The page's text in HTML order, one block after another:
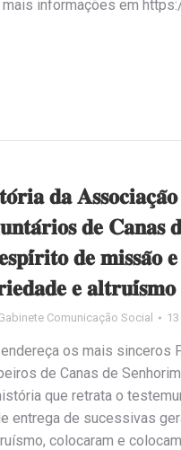
mais informações em
𝐝𝐚
𝐝𝐞 𝐂𝐚𝐧𝐚𝐬
𝐝𝐞 𝐦𝐢𝐬𝐬𝐚̃𝐨
𝐞 𝐚𝐥𝐭𝐫𝐮𝐢́𝐬𝐦𝐨
Comunicação Social
os mais sinceros
de Canas de
que retrata o
entrega de sucessivas
colocaram e